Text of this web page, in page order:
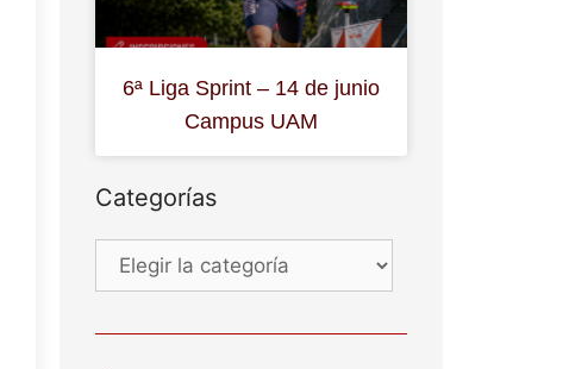
6ª Liga Sprint – 14 de junio
Campus UAM
Categorías